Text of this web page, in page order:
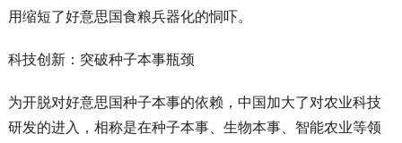
用缩短了好意思国食粮兵器化的恫吓。
科技创新：突破种子本事瓶颈
为开脱对好意思国种子本事的依赖，中国加大了对农业科技
研发的进入，相称是在种子本事、生物本事、智能农业等领